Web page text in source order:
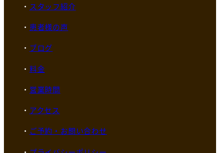
スタッフ紹介
患者様の声
ブログ
料金
営業時間
アクセス
ご予約・お問い合わせ